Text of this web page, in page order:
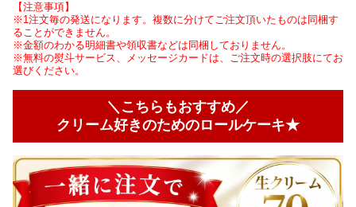
【注意事項】
※1注文毎の発送になります。複数に分けてご注文頂いたものは同梱す
ることができません。
※金額のわかる明細書や領収書などは同梱しておりません。
※無料の熨斗サービス、メッセージカードは、ご注文時の選択肢にてお
選びください。
＼こちらもおすすめ／
クリーム好きのためのロールケーキ★